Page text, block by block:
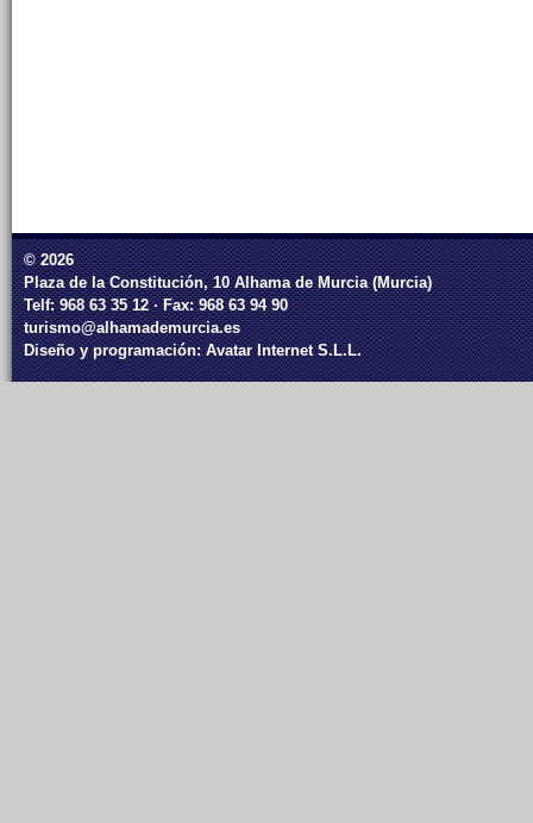
© 2026
Plaza de la Constitución, 10 Alhama de Murcia (Murcia)
Telf: 968 63 35 12 · Fax: 968 63 94 90
turismo@alhamademurcia.es
Diseño y programación:Avatar Internet S.L.L.